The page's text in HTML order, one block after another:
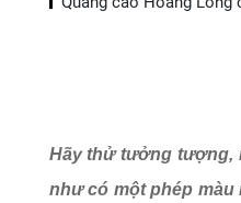
Hãy thử tưởng tượng,
như có một phép màu